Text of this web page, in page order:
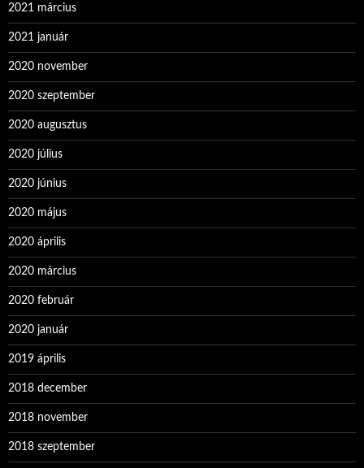
2021 március
2021 január
2020 november
2020 szeptember
2020 augusztus
2020 július
2020 június
2020 május
2020 április
2020 március
2020 február
2020 január
2019 április
2018 december
2018 november
2018 szeptember